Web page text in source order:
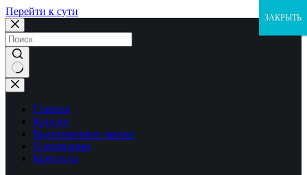
Перейти к сути
Ничего
не
найденоГлавная
Каталог
Выполненные заказы
О компании
Контакты
ЗАКРЫТЬ